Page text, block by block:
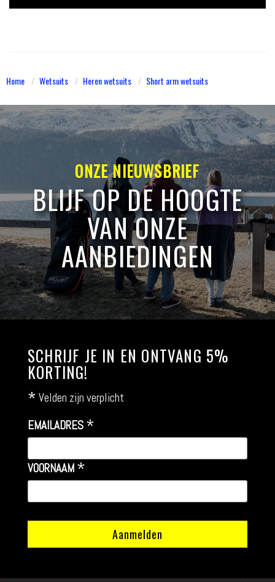
Home Wetsuits Heren wetsuits Short arm wetsuits
ONZE NIEUWSBRIEF
BLIJF OP DE HOOGTE
VAN ONZE
AANBIEDINGEN
SCHRIJF JE IN EN ONTVANG 5%
KORTING!
* Velden zijn verplicht
EMAILADRES *
VOORNAAM *